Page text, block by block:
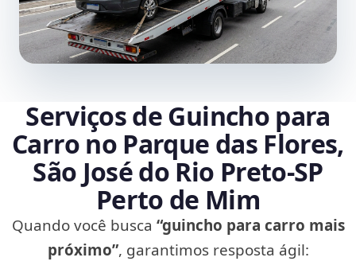
Serviços de Guincho para
Carro no Parque das Flores,
São José do Rio Preto‑SP
Perto de Mim
Quando você busca “guincho para carro mais
próximo”, garantimos resposta ágil: